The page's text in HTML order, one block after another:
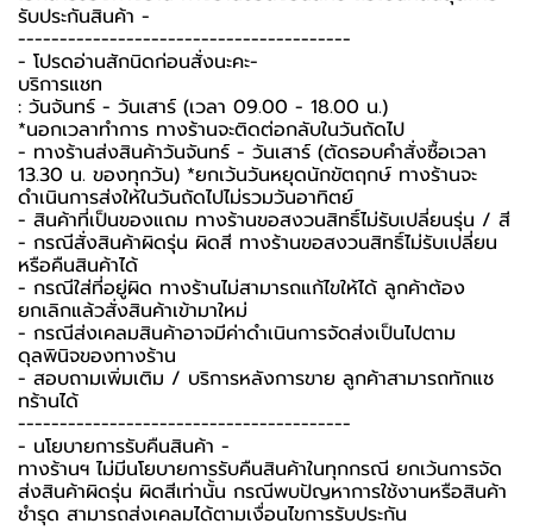
รับประกันสินค้า -️
----------------------------------------
-️ โปรดอ่านสักนิดก่อนสั่งนะคะ-️
บริการแชท
: วันจันทร์ - วันเสาร์ (เวลา 09.00 - 18.00 น.)
*นอกเวลาทำการ ทางร้านจะติดต่อกลับในวันถัดไป
- ทางร้านส่งสินค้าวันจันทร์ - วันเสาร์ (ตัดรอบคำสั่งซื้อเวลา
13.30 น. ของทุกวัน) *ยกเว้นวันหยุดนักขัตฤกษ์ ทางร้านจะ
ดำเนินการส่งให้ในวันถัดไปไม่รวมวันอาทิตย์
- สินค้าที่เป็นของแถม ทางร้านขอสงวนสิทธิ์ไม่รับเปลี่ยนรุ่น / สี
- กรณีสั่งสินค้าผิดรุ่น ผิดสี ทางร้านขอสงวนสิทธิ์ไม่รับเปลี่ยน
หรือคืนสินค้าได้
- กรณีใส่ที่อยู่ผิด ทางร้านไม่สามารถแก้ไขให้ได้ ลูกค้าต้อง
ยกเลิกแล้วสั่งสินค้าเข้ามาใหม่
- กรณีส่งเคลมสินค้าอาจมีค่าดำเนินการจัดส่งเป็นไปตาม
ดุลพินิจของทางร้าน
- สอบถามเพิ่มเติม / บริการหลังการขาย ลูกค้าสามารถทักแช
ทร้านได้
----------------------------------------
-️ นโยบายการรับคืนสินค้า -️
ทางร้านฯ ไม่มีนโยบายการรับคืนสินค้าในทุกกรณี ยกเว้นการจัด
ส่งสินค้าผิดรุ่น ผิดสีเท่านั้น กรณีพบปัญหาการใช้งานหรือสินค้า
ชำรุด สามารถส่งเคลมได้ตามเงื่อนไขการรับประกัน